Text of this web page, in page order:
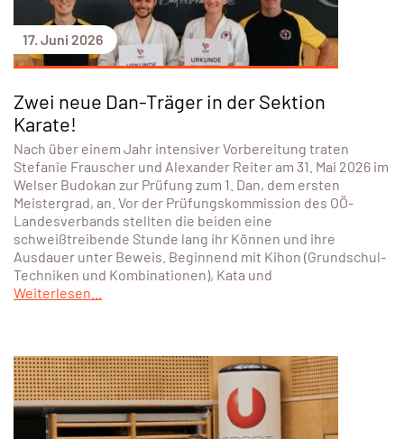
17. Juni 2026
Zwei neue Dan-Träger in der Sektion
Karate!
Nach über einem Jahr intensiver Vorbereitung traten
Stefanie Frauscher und Alexander Reiter am 31. Mai 2026 im
Welser Budokan zur Prüfung zum 1. Dan, dem ersten
Meistergrad, an. Vor der Prüfungskommission des OÖ-
Landesverbands stellten die beiden eine
schweißtreibende Stunde lang ihr Können und ihre
Ausdauer unter Beweis. Beginnend mit Kihon (Grundschul-
Techniken und Kombinationen), Kata und
Weiterlesen...